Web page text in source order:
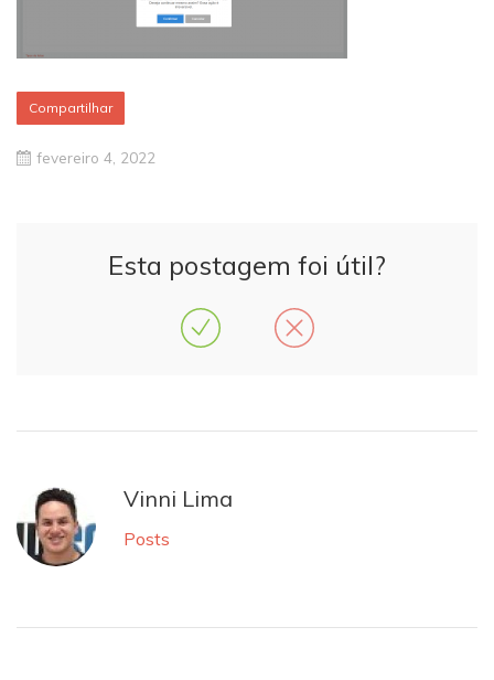
Compartilhar
fevereiro 4, 2022
Esta postagem foi útil?
Vinni Lima
Posts